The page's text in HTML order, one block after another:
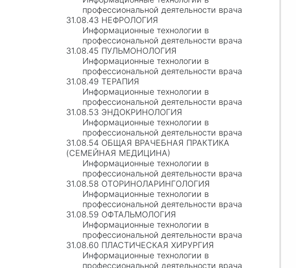
профессиональной деятельности врача
31.08.43 НЕФРОЛОГИЯ
Информационные технологии в
профессиональной деятельности врача
31.08.45 ПУЛЬМОНОЛОГИЯ
Информационные технологии в
профессиональной деятельности врача
31.08.49 ТЕРАПИЯ
Информационные технологии в
профессиональной деятельности врача
31.08.53 ЭНДОКРИНОЛОГИЯ
Информационные технологии в
профессиональной деятельности врача
31.08.54 ОБЩАЯ ВРАЧЕБНАЯ ПРАКТИКА
(СЕМЕЙНАЯ МЕДИЦИНА)
Информационные технологии в
профессиональной деятельности врача
31.08.58 ОТОРИНОЛАРИНГОЛОГИЯ
Информационные технологии в
профессиональной деятельности врача
31.08.59 ОФТАЛЬМОЛОГИЯ
Информационные технологии в
профессиональной деятельности врача
31.08.60 ПЛАСТИЧЕСКАЯ ХИРУРГИЯ
Информационные технологии в
профессиональной деятельности врача